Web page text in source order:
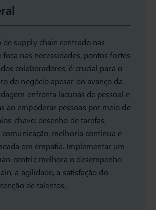
de supply chain centrado nas
foca nas necessidades, pontos fortes
colaboradores, é crucial para o
do negócio apesar do avanço da
enfrenta lacunas de pessoal e
ao empoderar pessoas por meio de
chave: desenho de tarefas,
melhoria contínua e
em empatia. Implementar um
centric melhora o desempenho
a agilidade, a satisfação do
de talentos.